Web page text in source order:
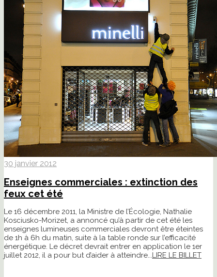
30 janvier 2012
Enseignes commerciales : extinction des
feux cet été
Le 16 décembre 2011, la Ministre de l’Écologie, Nathalie
Kosciusko-Morizet, a annoncé qu’à partir de cet été les
enseignes lumineuses commerciales devront être éteintes
de 1h à 6h du matin, suite à la table ronde sur l’efficacité
énergétique. Le décret devrait entrer en application le 1er
juillet 2012, il a pour but d’aider à atteindre...LIRE LE BILLET